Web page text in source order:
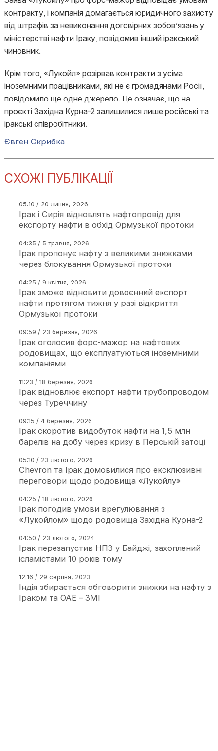
контракту, і компанія домагається юридичного захисту
від штрафів за невиконання договірних зобов’язань у
міністерстві нафти Іраку, повідомив інший іракський
чиновник.
Крім того, «Лукойл» розірвав контракти з усіма
іноземними працівниками, які не є громадянами Росії,
повідомило ще одне джерело. Це означає, що на
проєкті Західна Курна-2 залишилися лише російські та
іракські співробітники.
Євген Скрибка
СХОЖІ ПУБЛІКАЦІЇ
05:10 / 20 липня, 2026
Ірак і Сирія відновлять нафтопровід для
експорту нафти в обхід Ормузької протоки
04:35 / 5 травня, 2026
Ірак пропонує нафту з великими знижками
через блокування Ормузької протоки
04:25 / 9 квітня, 2026
Ірак зможе відновити довоєнний експорт
нафти протягом тижня у разі відкриття
Ормузької протоки
09:59 / 23 березня, 2026
Ірак оголосив форс-мажор на нафтових
родовищах, що експлуатуються іноземними
компаніями
11:23 / 18 березня, 2026
Ірак відновлює експорт нафти трубопроводом
через Туреччину
09:15 / 4 березня, 2026
Ірак скоротив видобуток нафти на 1,5 млн
барелів на добу через кризу в Перській затоці
05:10 / 23 лютого, 2026
Chevron та Ірак домовилися про ексклюзивні
переговори щодо родовища «Лукойлу»
04:25 / 18 лютого, 2026
Ірак погодив умови врегулювання з
«Лукойлом» щодо родовища Західна Курна-2
04:50 / 23 лютого, 2024
Ірак перезапустив НПЗ у Байджі, захоплений
ісламістами 10 років тому
12:16 / 29 серпня, 2023
Індія збирається обговорити знижки на нафту з
Іраком та ОАЕ – ЗМІ